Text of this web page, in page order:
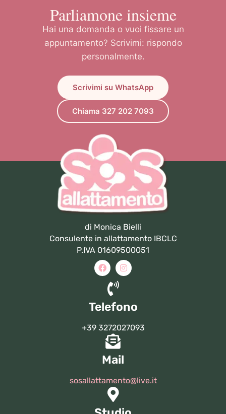
Parliamone insieme
Hai una domanda o vuoi fissare un
appuntamento? Scrivimi: rispondo
personalmente.
Scrivimi su WhatsApp
Chiama 327 202 7093
di Monica Bielli
Consulente in allattamento IBCLC
P.IVA 01609500051
Telefono
+39 3272027093
Mail
sosallattamento@live.it